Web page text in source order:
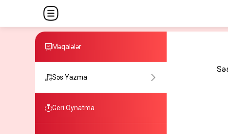
Məqalələr
Səs Yazma
Geri Oynatma